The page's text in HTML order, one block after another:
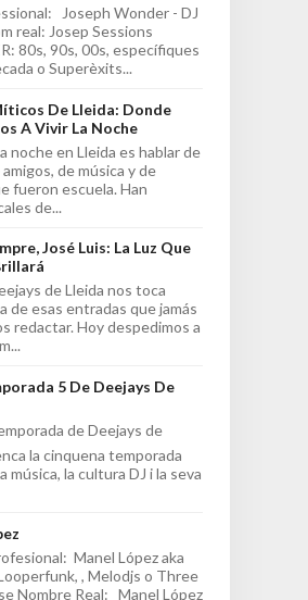
Joseph Wonder - DJ
real: Josep Sessions
80s, 90s, 00s, específiques
o Superèxits...
De Lleida: Donde
A Vivir La Noche
noche en Lleida es hablar de
de música y de
fueron escuela. Han
de...
José Luis: La Luz Que
de Lleida nos toca
de esas entradas que jamás
redactar. Hoy despedimos a
5 De Deejays De
de Deejays de
la cinquena temporada
música, la cultura DJ i la seva
Manel López aka
, Melodjs o Three
Nombre Real: Manel López